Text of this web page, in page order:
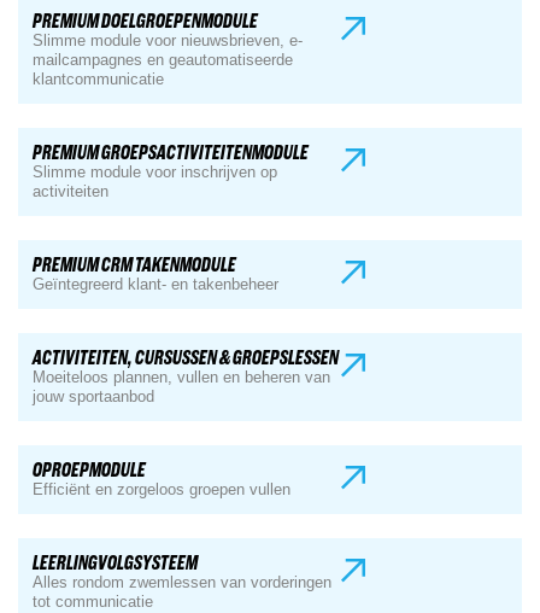
PREMIUM DOELGROEPENMODULE
Slimme module voor nieuwsbrieven, e-
mailcampagnes en geautomatiseerde
klantcommunicatie
PREMIUM GROEPSACTIVITEITENMODULE
Slimme module voor inschrijven op
activiteiten
PREMIUM CRM TAKENMODULE
Geïntegreerd klant- en takenbeheer
ACTIVITEITEN, CURSUSSEN & GROEPSLESSEN
Moeiteloos plannen, vullen en beheren van
jouw sportaanbod
OPROEPMODULE
Efficiënt en zorgeloos groepen vullen
LEERLINGVOLGSYSTEEM
Alles rondom zwemlessen van vorderingen
tot communicatie